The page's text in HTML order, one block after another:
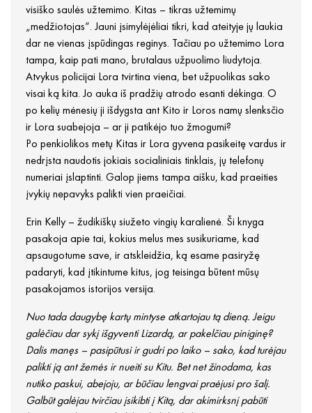
visiško saulės užtemimo. Kitas – tikras užtemimų
„medžiotojas“. Jauni įsimylėjėliai tikri, kad ateityje jų laukia
dar ne vienas įspūdingas reginys. Tačiau po užtemimo Lora
tampa, kaip pati mano, brutalaus užpuolimo liudytoja.
Atvykus policijai Lora tvirtina viena, bet užpuolikas sako
visai ką kita. Jo auka iš pradžių atrodo esanti dėkinga. O
po kelių mėnesių ji išdygsta ant Kito ir Loros namų slenksčio
ir Lora suabejoja – ar ji patikėjo tuo žmogumi?
Po penkiolikos metų Kitas ir Lora gyvena pasikeitę vardus ir
nedrįsta naudotis jokiais socialiniais tinklais, jų telefonų
numeriai įslaptinti. Galop jiems tampa aišku, kad praeities
įvykių nepavyks palikti vien praeičiai.
Erin Kelly – žudikiškų siužeto vingių karalienė. Ši knyga
pasakoja apie tai, kokius melus mes susikuriame, kad
apsaugotume save, ir atskleidžia, ką esame pasiryžę
padaryti, kad įtikintume kitus, jog teisinga būtent mūsų
pasakojamos istorijos versija.
Nuo tada daugybę kartų mintyse atkartojau tą dieną. Jeigu
galėčiau dar sykį išgyventi Lizardą, ar pakelčiau piniginę?
Dalis manęs – pasipūtusi ir gudri po laiko – sako, kad turėjau
palikti ją ant žemės ir nueiti su Kitu. Bet net žinodama, kas
nutiko paskui, abejoju, ar būčiau lengvai praėjusi pro šalį.
Galbūt galėjau tvirčiau įsikibti į Kitą, dar akimirksnį pabūti